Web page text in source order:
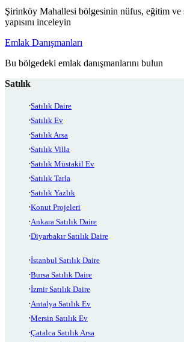
Şirinköy Mahallesi bölgesinin nüfus, eğitim ve
yapısını inceleyin
Emlak Danışmanları
Bu bölgedeki emlak danışmanlarını bulun
Satılık
Satılık Daire
Satılık Ev
Satılık Arsa
Satılık Villa
Satılık Müstakil Ev
Satılık Tarla
Satılık Yazlık
Konut Projeleri
Ankara Satılık Daire
Diyarbakır Satılık Daire
İstanbul Satılık Daire
Bursa Satılık Daire
İzmir Satılık Daire
Antalya Satılık Ev
Mersin Satılık Ev
Çatalca Satılık Arsa